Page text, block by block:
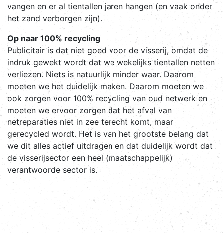
vangen en er al tientallen jaren hangen (en vaak onder
het zand verborgen zijn).
Op naar 100% recycling
Publicitair is dat niet goed voor de visserij, omdat de
indruk gewekt wordt dat we wekelijks tientallen netten
verliezen. Niets is natuurlijk minder waar. Daarom
moeten we het duidelijk maken. Daarom moeten we
ook zorgen voor 100% recycling van oud netwerk en
moeten we ervoor zorgen dat het afval van
netreparaties niet in zee terecht komt, maar
gerecycled wordt. Het is van het grootste belang dat
we dit alles actief uitdragen en dat duidelijk wordt dat
de visserijsector een heel (maatschappelijk)
verantwoorde sector is.